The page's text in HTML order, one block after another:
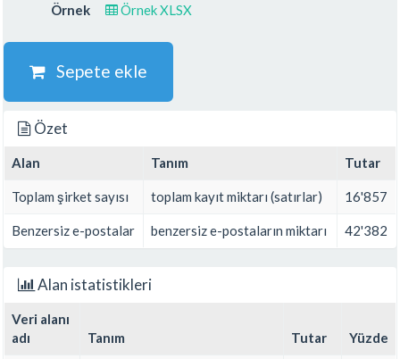
Örnek Örnek XLSX
Sepete ekle
Özet
Alan Tanım Tutar
Toplam şirket sayısı toplam kayıt miktarı (satırlar) 16'857
Benzersiz e-postalar benzersiz e-postaların miktarı 42'382
Alan istatistikleri
Veri alanı
adı
Tanım Tutar Yüzde